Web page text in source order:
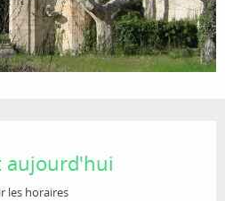
aujourd'hui
les horaires